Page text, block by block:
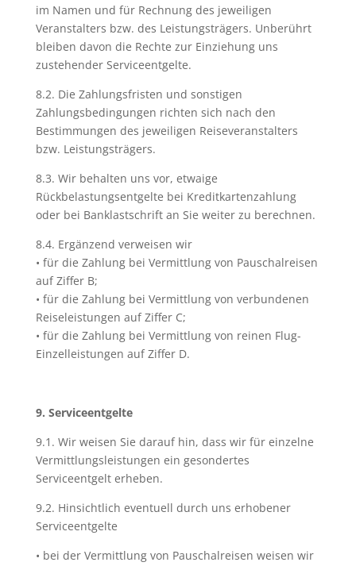
im Namen und für Rechnung des jeweiligen
Veranstalters bzw. des Leistungsträgers. Unberührt
bleiben davon die Rechte zur Einziehung uns
zustehender Serviceentgelte.
8.2. Die Zahlungsfristen und sonstigen
Zahlungsbedingungen richten sich nach den
Bestimmungen des jeweiligen Reiseveranstalters
bzw. Leistungsträgers.
8.3. Wir behalten uns vor, etwaige
Rückbelastungsentgelte bei Kreditkartenzahlung
oder bei Banklastschrift an Sie weiter zu berechnen.
8.4. Ergänzend verweisen wir
• für die Zahlung bei Vermittlung von Pauschalreisen
auf Ziffer B;
• für die Zahlung bei Vermittlung von verbundenen
Reiseleistungen auf Ziffer C;
• für die Zahlung bei Vermittlung von reinen Flug-
Einzelleistungen auf Ziffer D.
9. Serviceentgelte
9.1. Wir weisen Sie darauf hin, dass wir für einzelne
Vermittlungsleistungen ein gesondertes
Serviceentgelt erheben.
9.2. Hinsichtlich eventuell durch uns erhobener
Serviceentgelte
• bei der Vermittlung von Pauschalreisen weisen wir